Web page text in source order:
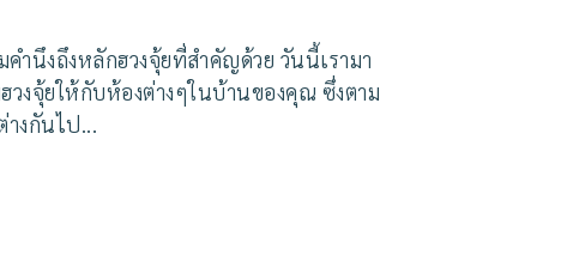
ำนึงถึงหลักฮวงจุ้ยที่สำคัญด้วย วันนี้เรามา
งจุ้ยให้กับห้องต่างๆในบ้านของคุณ ซึ่งตาม
งกันไป...